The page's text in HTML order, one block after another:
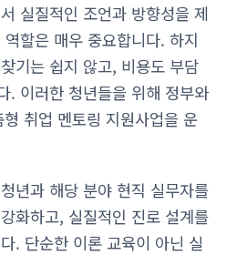
실질적인 조언과 방향성을 제
할은 매우 중요합니다. 하지
기는 쉽지 않고, 비용도 부담
. 이러한 청년들을 위해 정부와
취업 멘토링 지원사업을 운
년과 해당 분야 현직 실무자를
화하고, 실질적인 진로 설계를
. 단순한 이론 교육이 아닌 실